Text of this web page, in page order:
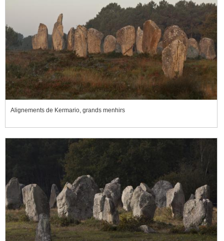
Alignements de Kermario, grands menhirs